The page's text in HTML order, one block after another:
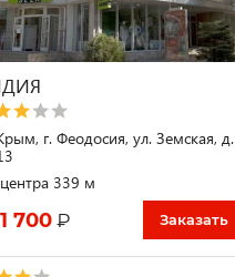
г. Феодосия, ул. Земская, д.
339 м
1 700 ₽ Заказать